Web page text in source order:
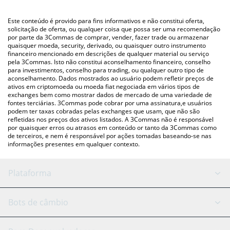
Você também pode usar nossa tabela de preços de Pepemon
Pepeballs acima para verificar o último preço de Pepemon
Pepeballs nas principais moedas fiat e criptográficas.
Este conteúdo é provido para fins informativos e não constitui oferta,
solicitação de oferta, ou qualquer coisa que possa ser uma recomendação
por parte da 3Commas de comprar, vender, fazer trade ou armazenar
quaisquer moeda, security, derivado, ou quaisquer outro instrumento
financeiro mencionado em descrições de qualquer material ou serviço
pela 3Commas. Isto não constitui aconselhamento financeiro, conselho
para investimentos, conselho para trading, ou qualquer outro tipo de
aconselhamento. Dados mostrados ao usuário podem refletir preços de
ativos em criptomoeda ou moeda fiat negociada em vários tipos de
exchanges bem como mostrar dados de mercado de uma variedade de
fontes terciárias. 3Commas pode cobrar por uma assinatura,e usuários
podem ter taxas cobradas pelas exchanges que usam, que não são
refletidas nos preços dos ativos listados. A 3Commas não é responsável
por quaisquer erros ou atrasos em conteúdo or tanto da 3Commas como
de terceiros, e nem é responsável por ações tomadas baseando-se nas
informações presentes em qualquer contexto.
Plataforma
Bot GRID
Bots de câmbio